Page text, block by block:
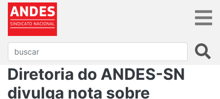
Diretoria do ANDES-SN
divulga nota sobre